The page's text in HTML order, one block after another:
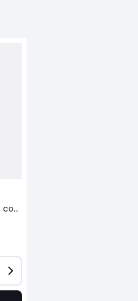
Cubertería con 16 cubiertos con mangos a rayas, Leela